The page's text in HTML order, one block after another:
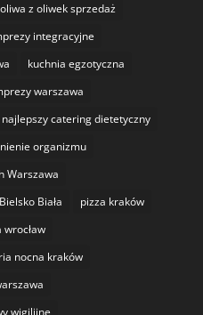
z oliwek sprzedaż
integracyjne
kuchnia egzotyczna
warszawa
najlepszy catering dietetyczny
organizmu
Warszawa
Biała
pizza kraków
wrocław
nocna kraków
wigilijne